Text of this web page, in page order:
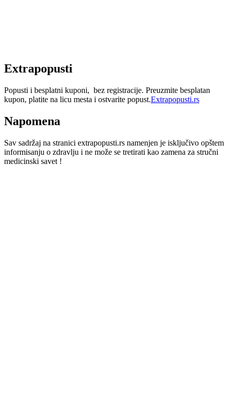
Extrapopusti
Popusti i besplatni kuponi, bez registracije. Preuzmite besplatan
kupon, platite na licu mesta i ostvarite popust.Extrapopusti.rs
Napomena
Sav sadržaj na stranici extrapopusti.rs namenjen je isključivo opštem
informisanju o zdravlju i ne može se tretirati kao zamena za stručni
medicinski savet !